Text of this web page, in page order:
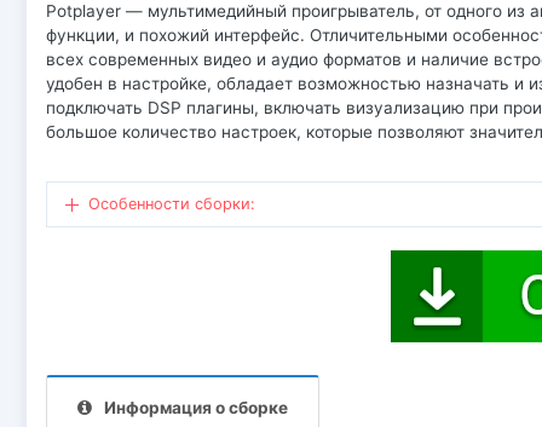
Potplayer — мультимедийный проигрыватель, от одного из
функции, и похожий интерфейс. Отличительными
всех современных видео и аудио форматов и наличие
удобен в настройке, обладает возможностью назначать и
подключать DSP плагины, включать визуализацию при
большое количество настроек, которые позволяют
Особенности сборки:
Информация о сборке